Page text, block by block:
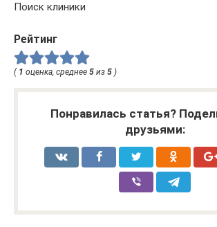
Поиск клиники
Рейтинг
( 1 оценка, среднее 5 из 5 )
Понравилась статья?
друзьями: